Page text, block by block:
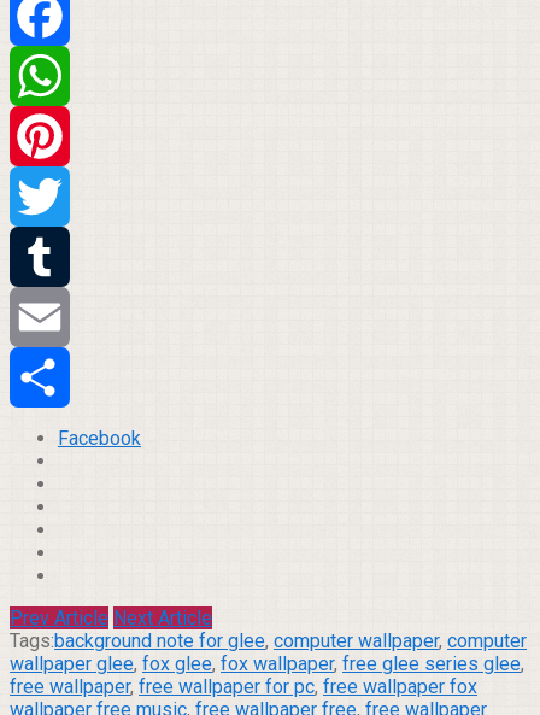
Facebook
WhatsApp
Pinterest
Twitter
Tumblr
Email
Compartilhar
Facebook
Prev Article Next Article
Tags:background note for glee, computer wallpaper, computer
wallpaper glee, fox glee, fox wallpaper, free glee series glee,
free wallpaper, free wallpaper for pc, free wallpaper fox
wallpaper free music, free wallpaper free, free wallpaper